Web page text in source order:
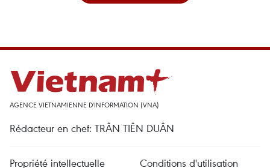
AGENCE VIETNAMIENNE D'INFORMATION (VNA)
Rédacteur en chef: TRÂN TIÊN DUÂN
Propriété intellectuelle
Conditions d'utilisation